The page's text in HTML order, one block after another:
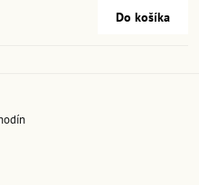
Do košíka